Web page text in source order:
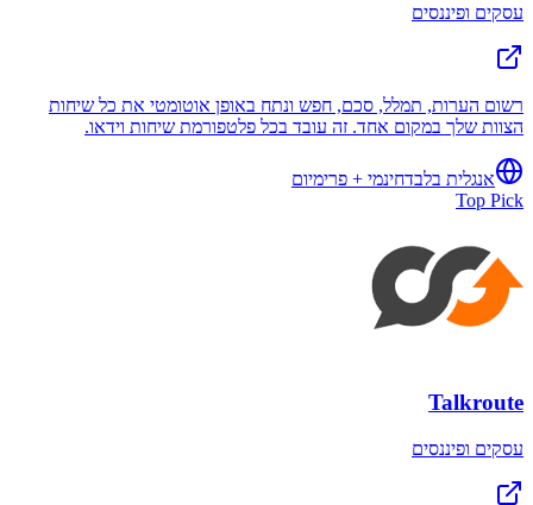
עסקים ופיננסים
רשום הערות, תמלל, סכם, חפש ונתח באופן אוטומטי את כל שיחות
הצוות שלך במקום אחד. זה עובד בכל פלטפורמת שיחות וידאו.
אנגלית בלבדחינמי + פרימיום
Top Pick
Talkroute
עסקים ופיננסים